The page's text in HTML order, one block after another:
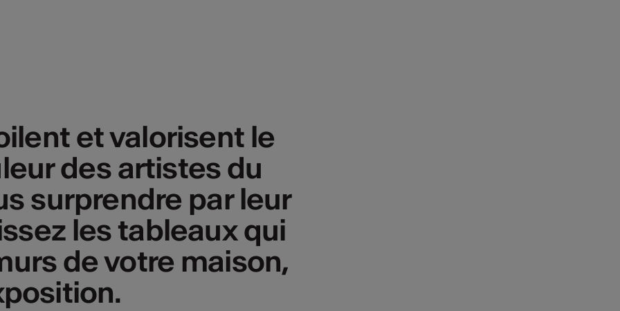
et valorisent le
des artistes du
surprendre par leur
les tableaux qui
de votre maison,